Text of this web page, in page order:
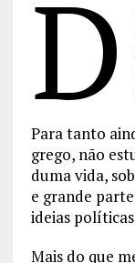
D
Para tanto
grego, não
duma vida,
e grande
ideias
Mais do que